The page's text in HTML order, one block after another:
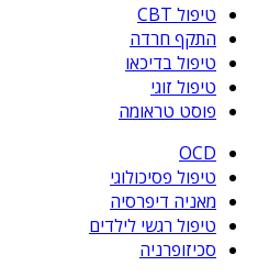
טיפול CBT
התקף חרדה
טיפול בדיכאו
טיפול זוגי
פוסט טראומה
OCD
טיפול פסיכולוגי
מאניה דיפרסיה
טיפול רגשי לילדים
סכיזופרניה